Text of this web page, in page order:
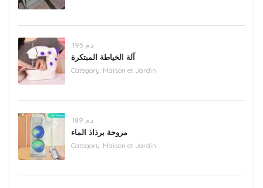
.د.م 195
آلة الخياطة المبتكرة
Category: Maison et Jardin
.د.م 189
مروحة برذاذ الماء
Category: Maison et Jardin